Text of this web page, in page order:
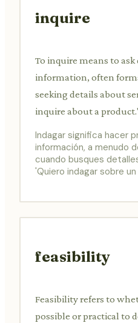
inquire
To inquire means to
information, often
seeking details about
inquire about a product.'
Indagar significa hacer
información, a menudo
cuando busques
'Quiero indagar sobre
feasibility
Feasibility refers to
possible or practical to